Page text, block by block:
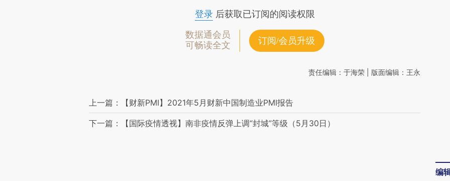
登录后获取已订阅的阅读权限
数据通会员
可畅读全文
订阅/会员升级
责任编辑：于海荣 | 版面编辑：王永
上一篇：【财新PMI】2021年5月财新中国制造业PMI报告
下一篇：【国际疫情透视】南非疫情反弹上调“封城”等级（5月30日）
编